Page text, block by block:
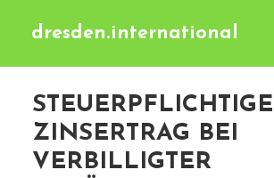
dresden.international
ZINSERTRAG BEI
VERBILLIGTER